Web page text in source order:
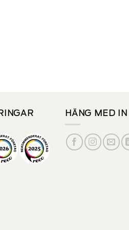
HÄNG MED